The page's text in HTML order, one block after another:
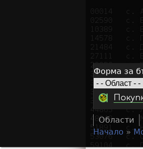
Форма за
Области
Начало »